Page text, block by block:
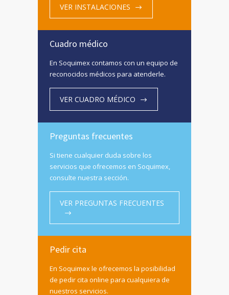
VER INSTALACIONES
Cuadro médico
En Soquimex contamos con un equipo de
reconocidos médicos para atenderle.
VER CUADRO MÉDICO
Preguntas frecuentes
Si tiene cualquier duda sobre los
servicios que ofrecemos en Soquimex,
consulte nuestra sección.
VER PREGUNTAS FRECUENTES
Pedir cita
En Soquimex le ofrecemos la posibilidad
de pedir cita online para cualquiera de
nuestros servicios.